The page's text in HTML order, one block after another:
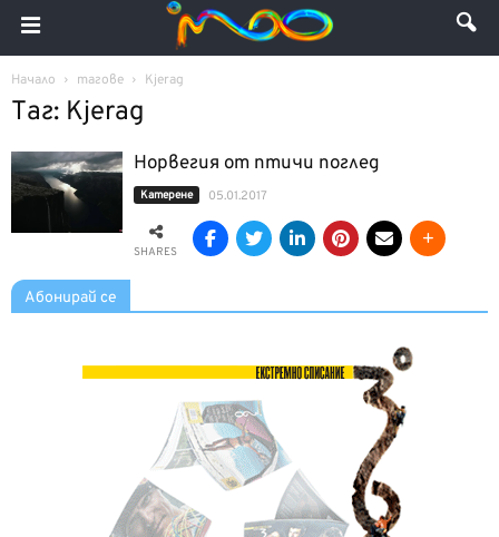
Начало тагове Kjerag
Таг: Kjerag
Норвегия от птичи поглед
Катерене 05.01.2017
SHARES
Абонирай се